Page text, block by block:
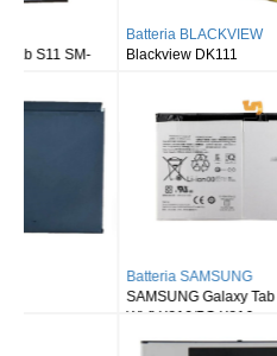
Batteria BLACKVIEW
Blackview DK111
Batteria SAMSUNG
SAMSUNG Galaxy Tab S9 Plus
Wi-fi X810/5G X816